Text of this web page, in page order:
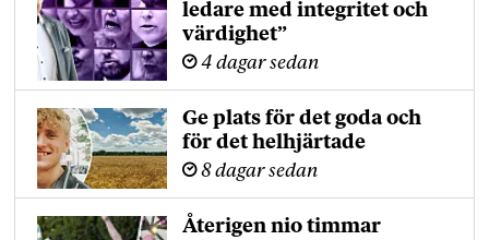
ledare med integritet och
värdighet”
4 dagar sedan
Ge plats för det goda och
för det helhjärtade
8 dagar sedan
Återigen nio timmar